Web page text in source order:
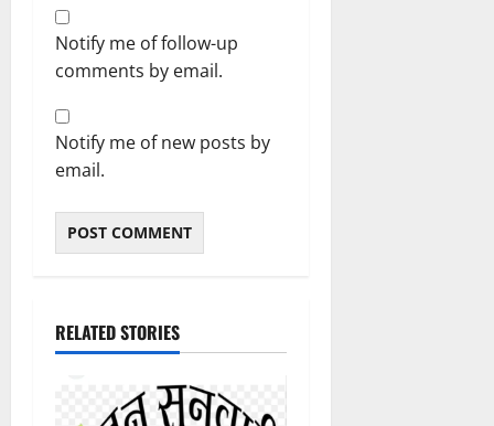
Notify me of follow-up
comments by email.
Notify me of new posts by
email.
RELATED STORIES